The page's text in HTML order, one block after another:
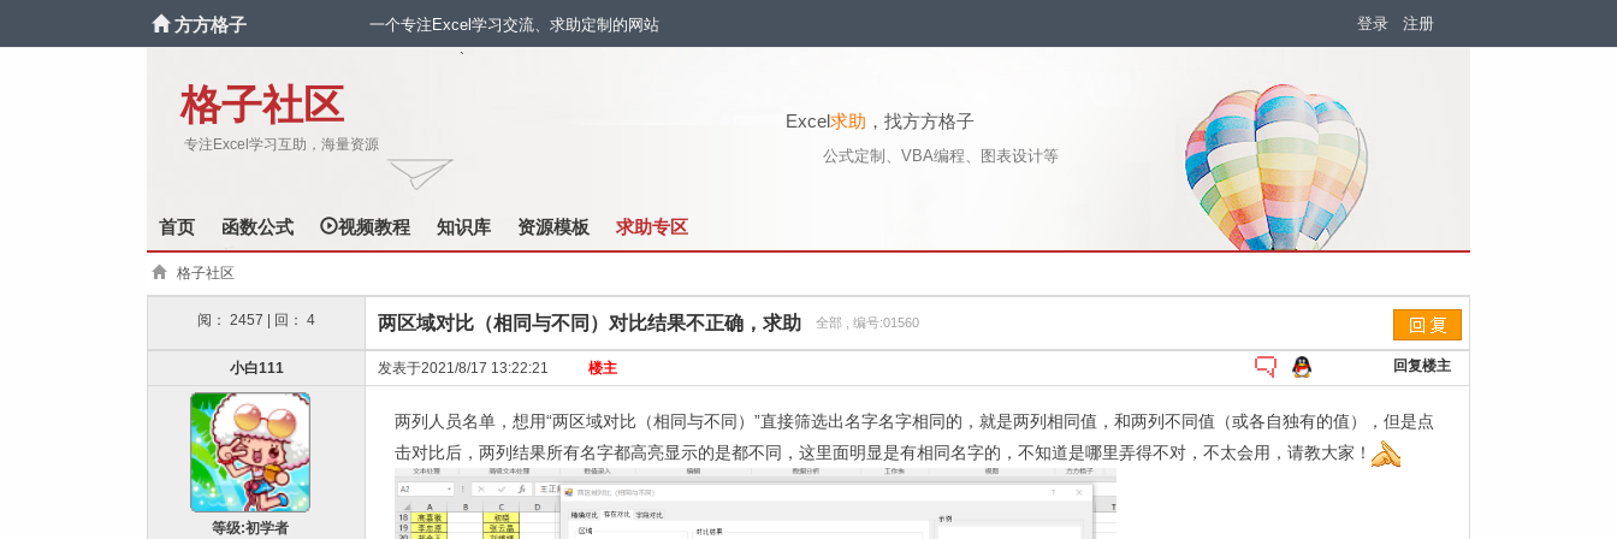
方方格子 一个专注Excel学习交流、求助定制的网站 登录 注册
格子社区
专注Excel学习互助，海量资源
Excel求助 ，找方方格子
公式定制、VBA编程、图表设计等
`
首页 函数公式 视频教程 知识库 资源模板 求助专区
格子社区
阅： 2457 | 回： 4 两区域对比（相同与不同）对比结果不正确，求助 全部 , 编号:01560
小白111 发表于2021/8/17 13:22:21 楼主 回复楼主
等级:初学者
两列人员名单，想用“两区域对比（相同与不同）”直接筛选出名字名字相同的，就是两列相同值，和两列不同值（或各自独有的值），但是点
击对比后，两列结果所有名字都高亮显示的是都不同，这里面明显是有相同名字的，不知道是哪里弄得不对，不太会用，请教大家！